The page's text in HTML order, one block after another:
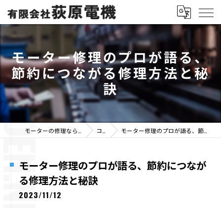
モーター修理のプロが語る、
節約につながる修理方法と秘
訣
コラム モーター修理のプロが語る、節約につながる修理方法と秘訣
モーター修理のプロが語る、節約につなが
る修理方法と秘訣
2023/11/12